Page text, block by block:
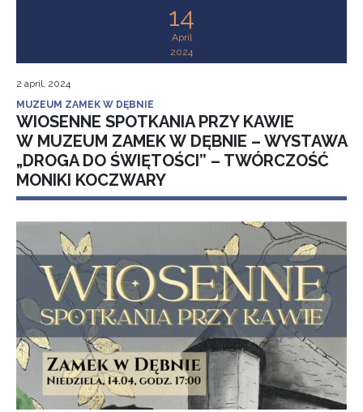
14
April
2024
2 april, 2024
MUZEUM ZAMEK W DĘBNIE
WIOSENNE SPOTKANIA PRZY KAWIE
W MUZEUM ZAMEK W DĘBNIE – WYSTAWA
„DROGA DO ŚWIĘTOŚCI” – TWÓRCZOŚĆ
MONIKI KOCZWARY